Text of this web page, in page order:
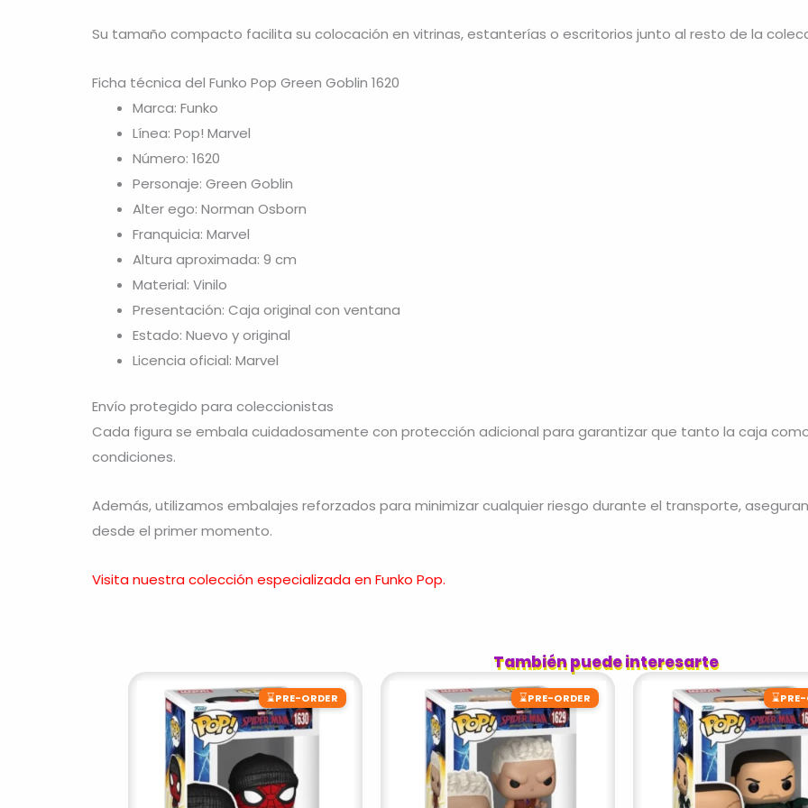
Su tamaño compacto facilita su colocación en vitrinas, estanterías o escritorios junto al resto de la
Ficha técnica del Funko Pop Green Goblin 1620
Marca: Funko
Línea: Pop! Marvel
Número: 1620
Personaje: Green Goblin
Alter ego: Norman Osborn
Franquicia: Marvel
Altura aproximada: 9 cm
Material: Vinilo
Presentación: Caja original con ventana
Estado: Nuevo y original
Licencia oficial: Marvel
Envío protegido para coleccionistas
Cada figura se embala cuidadosamente con protección adicional para garantizar que tanto la caja
condiciones.
Además, utilizamos embalajes reforzados para minimizar cualquier riesgo durante el transporte,
desde el primer momento.
Visita nuestra colección especializada en Funko Pop.
También puede interesarte
⌛PRE-ORDER ⌛PRE-ORDER ⌛